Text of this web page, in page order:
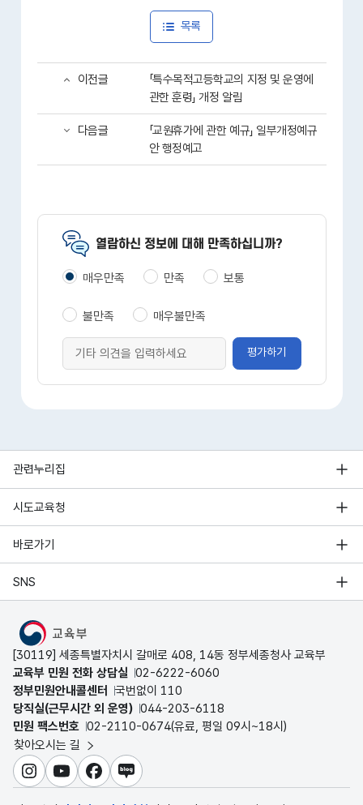
목록
이전글
「특수목적고등학교의 지정 및 운영에
관한 훈령」 개정 알림
다음글
「교원휴가에 관한 예규」 일부개정예규
안 행정예고
열람하신 정보에 대해 만족하십니까?
매우만족 만족 보통
불만족 매우불만족
평가하기
관련누리집
시도교육청
바로가기
SNS
MOE
[30119] 세종특별자치시 갈매로 408, 14동 정부세종청사 교육부
교육부 민원 전화 상담실 02-6222-6060
정부민원안내콜센터
국번없이 110
당직실(근무시간 외 운영) 044-203-6118
민원 팩스번호 02-2110-0674(유료, 평일 09시~18시)
찾아오시는 길
인스타그램
유튜브페이스북
블로그